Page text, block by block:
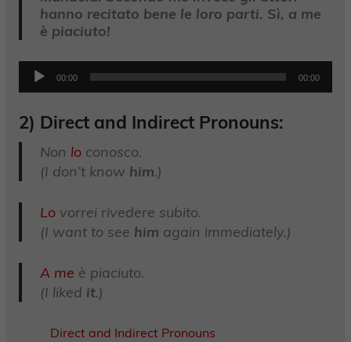
hanno recitato bene le loro parti. Sì, a me
è piaciuto!
Audio
Player
00:00 00:00
2) Direct and Indirect Pronouns:
Non loconosco.
(I don’t know him.)
Lovorrei rivedere subito.
(I want to see him again immediately.)
A me è piaciuto.
(I liked it.)
Direct and Indirect Pronouns